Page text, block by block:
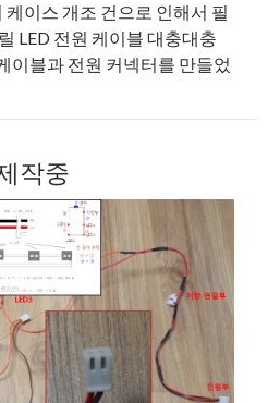
케이스 개조 건으로 인해서 필
LED 전원 케이블 대충대충
이블과 전원 커넥터를 만들었
제작 완성
작중